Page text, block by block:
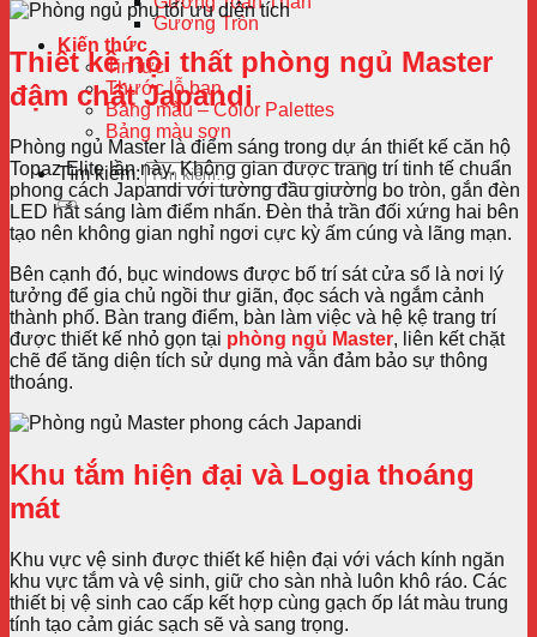
Gương Tròn
Kiến thức
Tin tức
Thước lỗ ban
Bảng màu – Color Palettes
Bảng màu sơn
Tìm kiếm:
Thiết kế nội thất phòng ngủ Master
đậm chất Japandi
Phòng ngủ Master là điểm sáng trong dự án thiết kế căn hộ
Topaz Elite lần này. Không gian được trang trí tinh tế chuẩn
phong cách Japandi với tường đầu giường bo tròn, gắn đèn
LED hắt sáng làm điểm nhấn. Đèn thả trần đối xứng hai bên
tạo nên không gian nghỉ ngơi cực kỳ ấm cúng và lãng mạn.
Bên cạnh đó, bục windows được bố trí sát cửa sổ là nơi lý
tưởng để gia chủ ngồi thư giãn, đọc sách và ngắm cảnh
thành phố. Bàn trang điểm, bàn làm việc và hệ kệ trang trí
được thiết kế nhỏ gọn tại phòng ngủ Master, liên kết chặt
chẽ để tăng diện tích sử dụng mà vẫn đảm bảo sự thông
thoáng.
Khu tắm hiện đại và Logia thoáng
mát
Khu vực vệ sinh được thiết kế hiện đại với vách kính ngăn
khu vực tắm và vệ sinh, giữ cho sàn nhà luôn khô ráo. Các
thiết bị vệ sinh cao cấp kết hợp cùng gạch ốp lát màu trung
tính tạo cảm giác sạch sẽ và sang trọng.